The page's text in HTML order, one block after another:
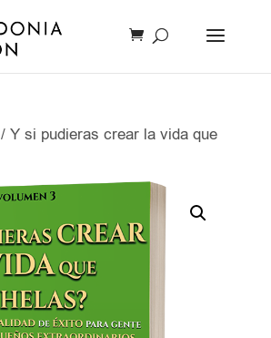
/ Y si pudieras crear la vida que